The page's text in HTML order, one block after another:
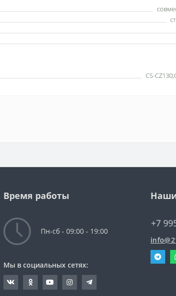
CS-
Время работы
Пн-сб - 09:00 - 19:00
Мы в социальных сетях:
+7